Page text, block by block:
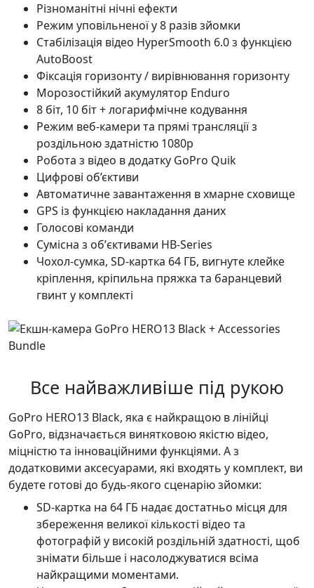
Різноманітні нічні ефекти
Режим уповільненої у 8 разів зйомки
Стабілізація відео HyperSmooth 6.0 з функцією
AutoBoost
Фіксація горизонту / вирівнювання горизонту
Морозостійкий акумулятор Enduro
8 біт, 10 біт + логарифмічне кодування
Режим веб-камери та прямі трансляції з
роздільною здатністю 1080p
Робота з відео в додатку GoPro Quik
Цифрові об’єктиви
Автоматичне завантаження в хмарне сховище
GPS із функцією накладання даних
Голосові команди
Сумісна з обʼєктивами HB-Series
Чохол-сумка, SD-картка 64 ГБ, вигнуте клейке
кріплення, кріпильна пряжка та баранцевий
гвинт у комплекті
Все найважливіше під рукою
GoPro HERO13 Black, яка є найкращою в лінійці
GoPro, відзначається винятковою якістю відео,
міцністю та інноваційними функціями. А з
додатковими аксесуарами, які входять у комплект, ви
будете готові до будь-якого сценарію зйомки:
SD-картка на 64 ГБ надає достатньо місця для
збереження великої кількості відео та
фотографій у високій роздільній здатності, щоб
знімати більше і насолоджуватися всіма
найкращими моментами.